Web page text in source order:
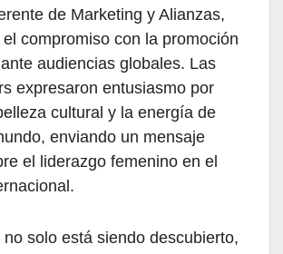
de Marketing y Alianzas,
compromiso con la promoción
audiencias globales. Las
expresaron entusiasmo por
cultural y la energía de
enviando un mensaje
el liderazgo femenino en el
solo está siendo descubierto,